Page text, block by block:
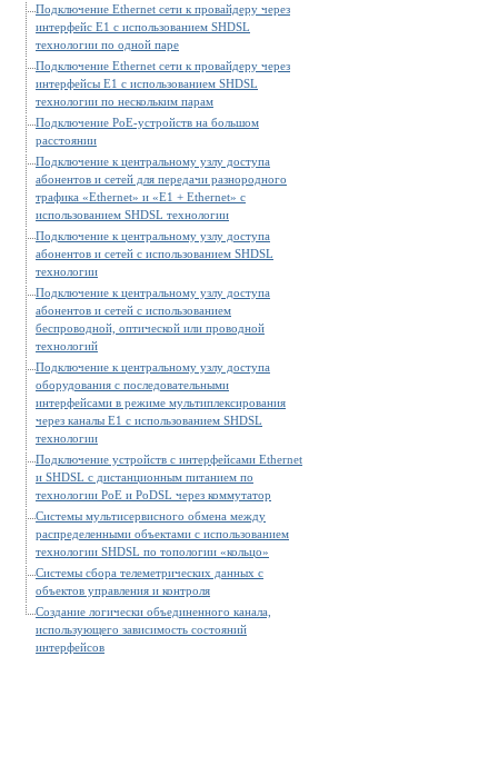
Подключение Ethernet сети к провайдеру через
интерфейс E1 с использованием SHDSL
технологии по одной паре
Подключение Ethernet сети к провайдеру через
интерфейсы E1 с использованием SHDSL
технологии по нескольким парам
Подключение PoE-устройств на большом
расстоянии
Подключение к центральному узлу доступа
абонентов и сетей для передачи разнородного
трафика «Ethernet» и «E1 + Ethernet» с
использованием SHDSL технологии
Подключение к центральному узлу доступа
абонентов и сетей с использованием SHDSL
технологии
Подключение к центральному узлу доступа
абонентов и сетей с использованием
беспроводной, оптической или проводной
технологий
Подключение к центральному узлу доступа
оборудования с последовательными
интерфейсами в режиме мультиплексирования
через каналы E1 с использованием SHDSL
технологии
Подключение устройств с интерфейсами Ethernet
и SHDSL c дистанционным питанием по
технологии РоЕ и PoDSL через коммутатор
Системы мультисервисного обмена между
распределенными объектами с использованием
технологии SHDSL по топологии «кольцо»
Системы сбора телеметрических данных с
объектов управления и контроля
Создание логически объединенного канала,
использующего зависимость состояний
интерфейсов